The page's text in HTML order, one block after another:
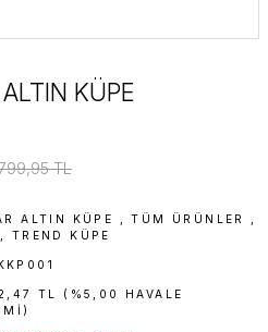
KÜPE
TL
ALTIN KÜPE ,TÜM ÜRÜNLER
TREND KÜPE
TL (%5,00 HAVALE